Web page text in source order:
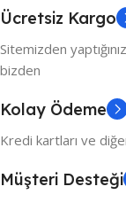
Ücretsiz Kargo
Sitemizden
bizden
Kolay Ödeme
Kredi kartları ve
Müşteri Desteği